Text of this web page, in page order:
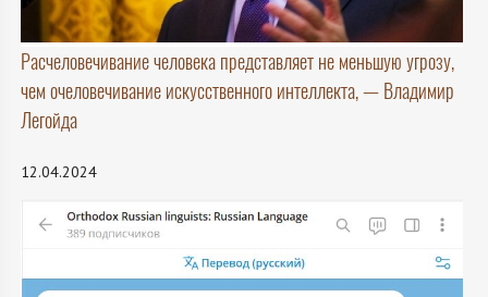
Расчеловечивание человека представляет не меньшую угрозу,
чем очеловечивание искусственного интеллекта, — Владимир
Легойда
12.04.2024